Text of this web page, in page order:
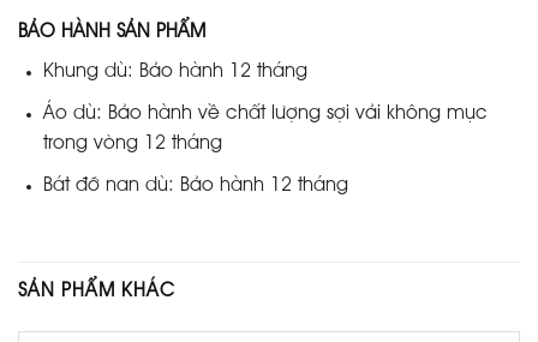
BẢO HÀNH SẢN PHẨM
Khung dù: Bảo hành 12 tháng
Áo dù: Bảo hành về chất lượng sợi vải không mục
trong vòng 12 tháng
Bát đỡ nan dù: Bảo hành 12 tháng
SẢN PHẨM KHÁC